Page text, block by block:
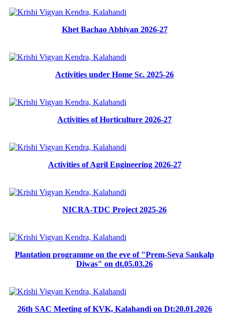
Khet Bachao Abhiyan 2026-27
Activities under Home Sc. 2025-26
Activities of Horticulture 2026-27
Activities of Agril Engineering 2026-27
NICRA-TDC Project 2025-26
Plantation programme on the eve of "Prem-Seva Sankalp
Diwas" on dt.05.03.26
26th SAC Meeting of KVK, Kalahandi on Dt:20.01.2026